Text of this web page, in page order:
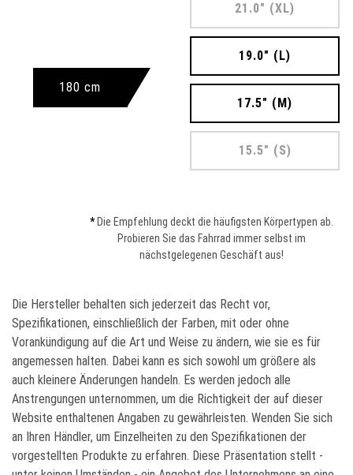
180 cm
21.0" (XL)
19.0" (L)
17.5" (M)
15.5" (S)
*Die Empfehlung deckt die häufigsten Körpertypen ab.
Probieren Sie das Fahrrad immer selbst im
nächstgelegenen Geschäft aus!
Die Hersteller behalten sich jederzeit das Recht vor,
Spezifikationen, einschließlich der Farben, mit oder ohne
Vorankündigung auf die Art und Weise zu ändern, wie sie es für
angemessen halten. Dabei kann es sich sowohl um größere als
auch kleinere Änderungen handeln. Es werden jedoch alle
Anstrengungen unternommen, um die Richtigkeit der auf dieser
Website enthaltenen Angaben zu gewährleisten. Wenden Sie sich
an Ihren Händler, um Einzelheiten zu den Spezifikationen der
vorgestellten Produkte zu erfahren. Diese Präsentation stellt -